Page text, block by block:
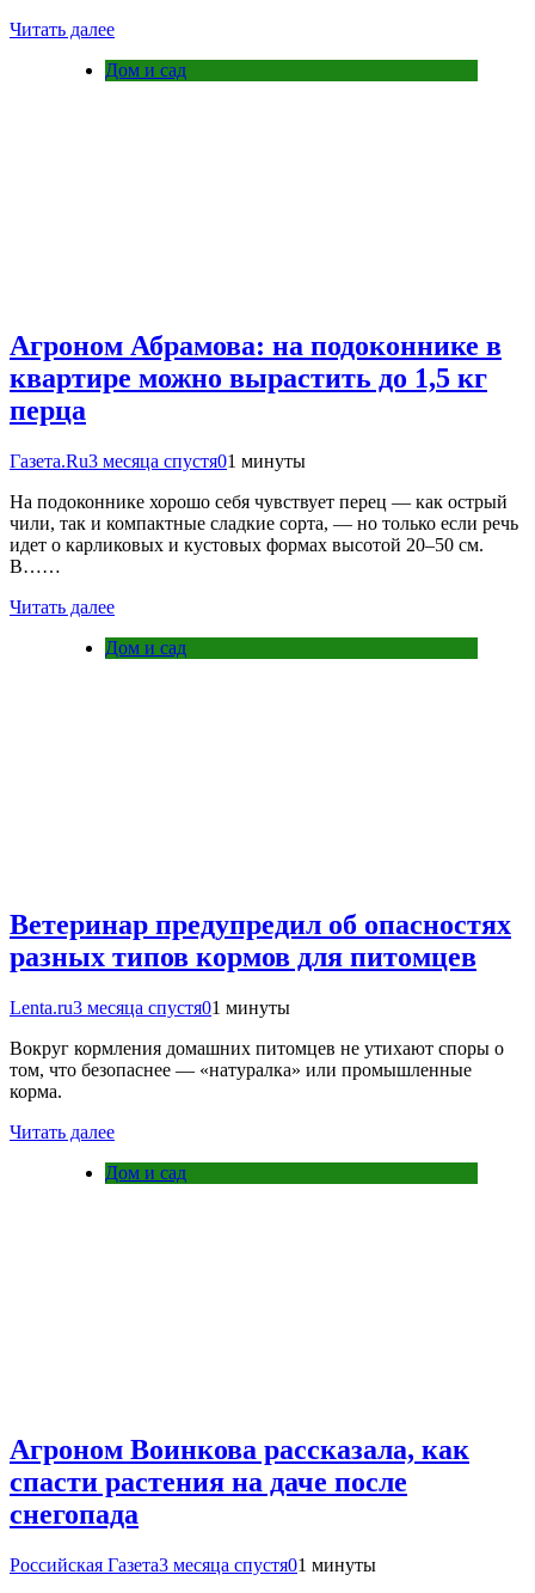
Читать далее
Дом и сад
Агроном Абрамова: на подоконнике в
квартире можно вырастить до 1,5 кг
перца
Газета.Ru3 месяца спустя01 минуты
На подоконнике хорошо себя чувствует перец — как острый
чили, так и компактные сладкие сорта, — но только если речь
идет о карликовых и кустовых формах высотой 20–50 см.
В……
Читать далее
Дом и сад
Ветеринар предупредил об опасностях
разных типов кормов для питомцев
Lenta.ru3 месяца спустя01 минуты
Вокруг кормления домашних питомцев не утихают споры о
том, что безопаснее — «натуралка» или промышленные
корма.
Читать далее
Дом и сад
Агроном Воинкова рассказала, как
спасти растения на даче после
снегопада
Российская Газета3 месяца спустя01 минуты